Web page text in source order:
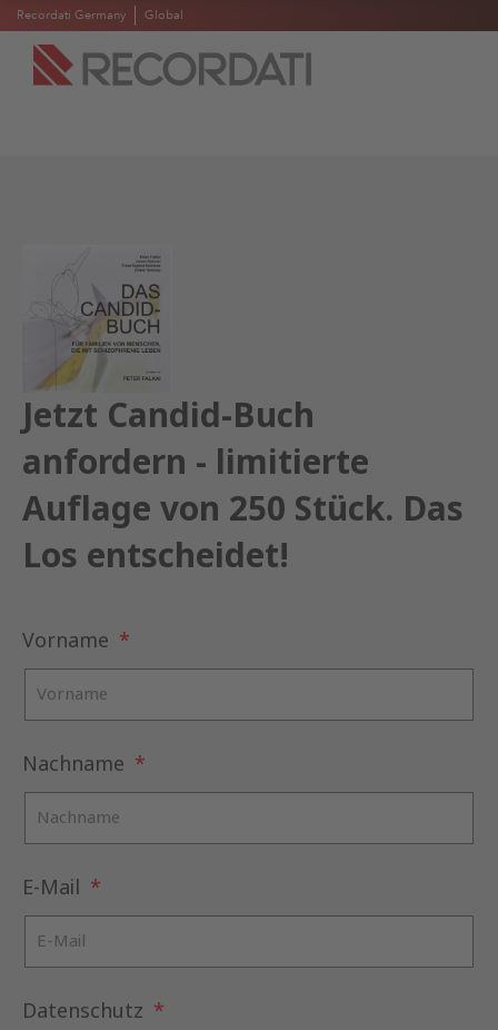
Recordati Germany Global
Jetzt Candid-Buch
anfordern - limitierte
Auflage von 250 Stück. Das
Los entscheidet!
Vorname
Nachname
E-Mail
Datenschutz